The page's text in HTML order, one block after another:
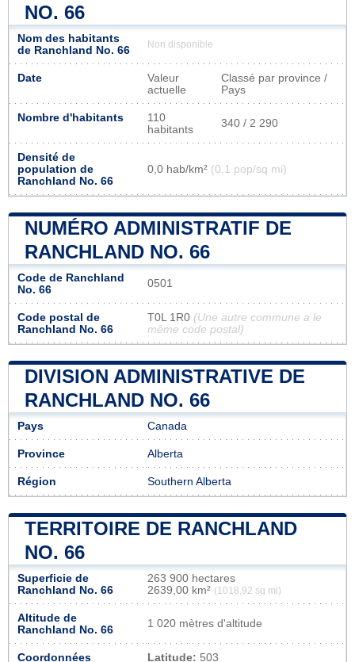
NO. 66
Nom des habitants
de Ranchland No. 66
Non disponible
Date
Valeur
actuelle
Classé par province /
Pays
Nombre d'habitants
110
habitants
340 / 2 290
Densité de
population de
Ranchland No. 66
0,0 hab/km² (0,1 pop/sq mi)
NUMÉRO ADMINISTRATIF DE
RANCHLAND NO. 66
Code de Ranchland
No. 66
0501
Code postal de
Ranchland No. 66
T0L 1R0 (Une autre commune a le
même code postal)
DIVISION ADMINISTRATIVE DE
RANCHLAND NO. 66
Pays Canada
Province Alberta
Région Southern Alberta
TERRITOIRE DE RANCHLAND
NO. 66
Superficie de
Ranchland No. 66
263 900 hectares
2639,00 km² (1018,92 sq mi)
Altitude de
Ranchland No. 66
1 020 mètres d'altitude
Coordonnées
Latitude: 503